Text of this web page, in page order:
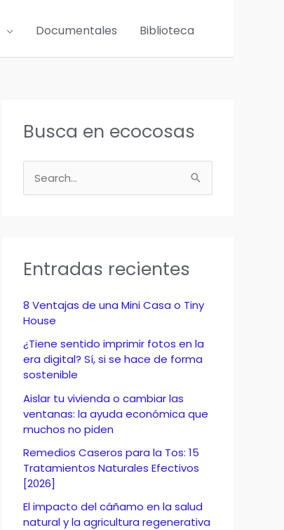
Documentales Biblioteca
Busca en ecocosas
u
r
o
:
Entradas recientes
8 Ventajas de una Mini Casa o Tiny
House
¿Tiene sentido imprimir fotos en la
era digital? Sí, si se hace de forma
sostenible
Aislar tu vivienda o cambiar las
ventanas: la ayuda económica que
muchos no piden
Remedios Caseros para la Tos: 15
Tratamientos Naturales Efectivos
[2026]
El impacto del cáñamo en la salud
natural y la agricultura regenerativa